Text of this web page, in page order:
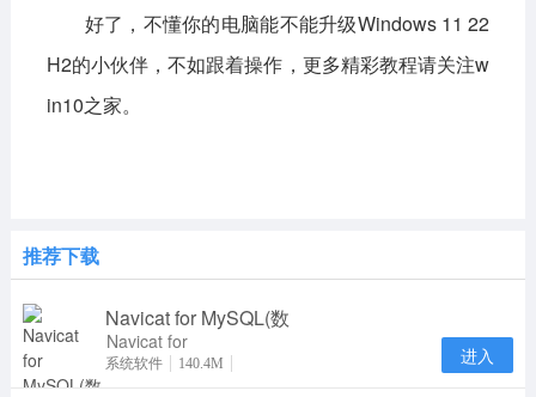
好了，不懂你的电脑能不能升级Windows 11 22
H2的小伙伴，不如跟着操作，更多精彩教程请关注w
in10之家。
推荐下载
Navicat for MySQL(数
Navicat for
MySQL15是
系统软件 140.4M 进入